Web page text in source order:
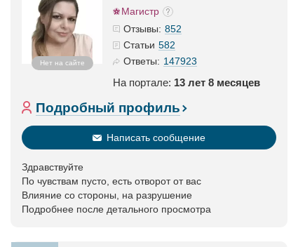
Нет на сайте
Магистр
Отзывы: 852
Статьи 582
Ответы: 147923
На портале: 13 лет 8 месяцев
Подробный профиль
Написать сообщение
Здравствуйте
По чувствам пусто, есть отворот от вас
Влияние со стороны, на разрушение
Подробнее после детального просмотра